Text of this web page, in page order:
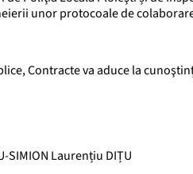
unor protocoale de
Contracte va aduce la
SIMION Laurențiu DIȚU